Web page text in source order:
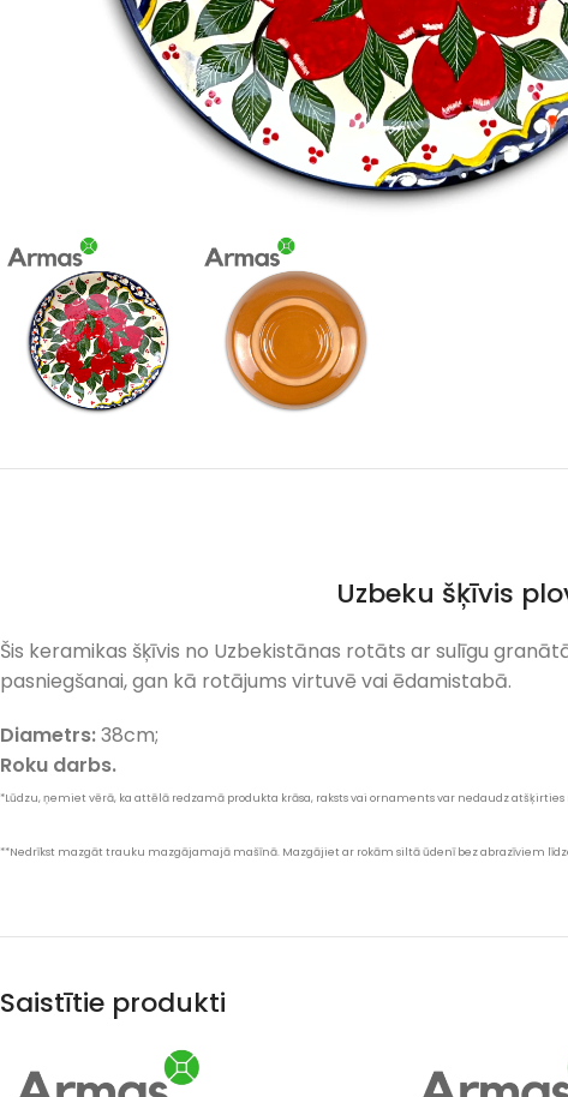
Uzbeku šķīvis
Šis keramikas šķīvis no Uzbekistānas rotāts ar sulīgu
pasniegšanai, gan kā rotājums virtuvē vai ēdamistabā.
Diametrs:38cm;
Roku darbs.
*Lūdzu, ņemiet vērā, ka attēlā redzamā produkta krāsa, raksts vai ornaments var nedaudz atšķirties
**Nedrīkst mazgāt trauku mazgājamajā mašīnā. Mazgājiet ar rokām siltā ūdenī bez abrazīviem
Saistītie produkti